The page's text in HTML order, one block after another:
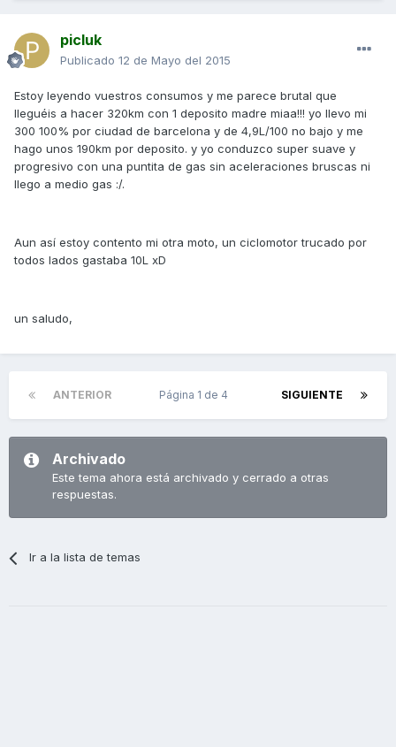
picluk
Publicado 12 de Mayo del 2015
Estoy leyendo vuestros consumos y me parece brutal que
lleguéis a hacer 320km con 1 deposito madre miaa!!! yo llevo mi
300 100% por ciudad de barcelona y de 4,9L/100 no bajo y me
hago unos 190km por deposito. y yo conduzco super suave y
progresivo con una puntita de gas sin aceleraciones bruscas ni
llego a medio gas :/.
Aun así estoy contento mi otra moto, un ciclomotor trucado por
todos lados gastaba 10L xD
un saludo,
ANTERIOR SIGUIENTE
Página 1 de 4
Archivado
Este tema ahora está archivado y cerrado a otras
respuestas.
Ir a la lista de temas